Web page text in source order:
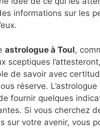
informations sur les
astrologue à Toul,
sceptiques
de savoir avec
réserve.
fournir quelques
Si vous cherchez
sur votre avenir, vous